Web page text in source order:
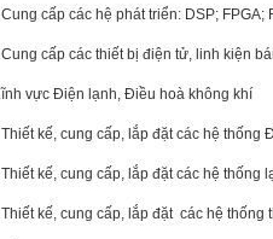
cấp các hệ phát triển: DSP; FPGA;
cấp các thiết bị điện tử, linh kiện
vực Điện lạnh, Điều hoà không khí
kế, cung cấp, lắp đặt các hệ
kế, cung cấp, lắp đặt các hệ thống
kế, cung cấp, lắp đặt các hệ thống